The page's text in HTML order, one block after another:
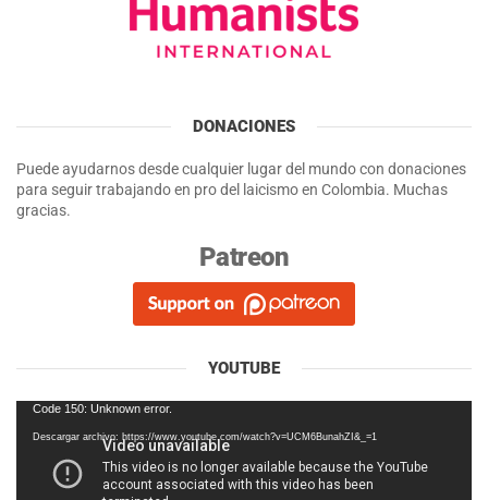
DONACIONES
Puede ayudarnos desde cualquier lugar del mundo con donaciones
para seguir trabajando en pro del laicismo en Colombia. Muchas
gracias.
Patreon
YOUTUBE
Reproductor
Code 150: Unknown error.
Descargar archivo: https://www.youtube.com/watch?v=UCM6BunahZI&_=1